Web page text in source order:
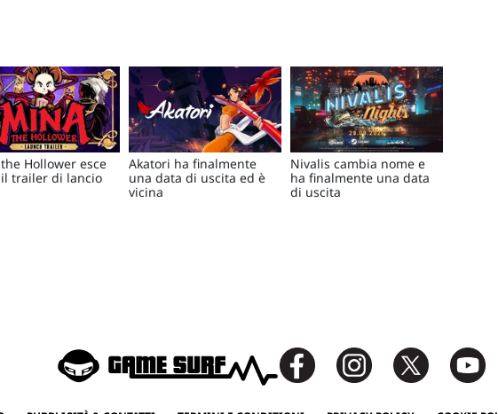
Hollower esce
trailer di lancio
Akatori ha finalmente
una data di uscita ed è
vicina
Nivalis cambia nome e
ha finalmente una data
di uscita